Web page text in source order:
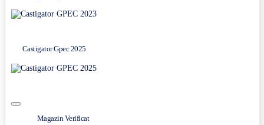
Castigator Gpec 2025
Magazin Verificat